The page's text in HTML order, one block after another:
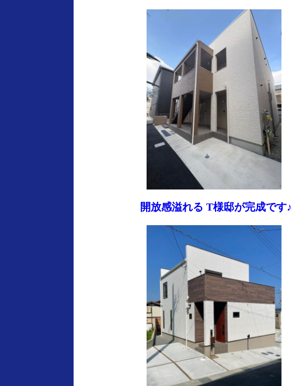
開放感溢れる T様邸が完成です♪